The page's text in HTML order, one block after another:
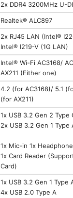
2x DDR4 3200MHz U-
Realtek® ALC897
2x RJ45 LAN (Intel®
Intel® I219-V (1G LAN)
Intel® Wi-Fi AC3168/
AX211 (Either one)
4.2 (for AC3168)/ 5.1
(for AX211)
1x USB 3.2 Gen 2 Type
2x USB 3.2 Gen 1 Type
1x Mic-in 1x
1x Card Reader
Card)
1x USB 3.2 Gen 1 Type
4x USB 2.0 Type A